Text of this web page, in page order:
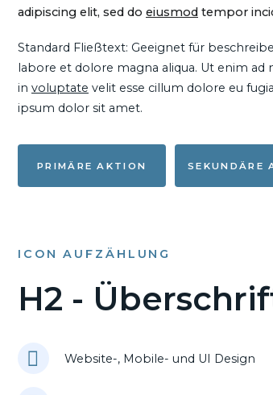
adipiscing elit, sed do eiusmod tempor
Standard Fließtext: Geeignet für
labore et dolore magna aliqua. Ut enim
in voluptate velit esse cillum dolore eu
ipsum dolor sit amet.
PRIMÄRE AKTION SEKUNDÄRE
ICON AUFZÄHLUNG
H2 -
Website-, Mobile- und UI Design